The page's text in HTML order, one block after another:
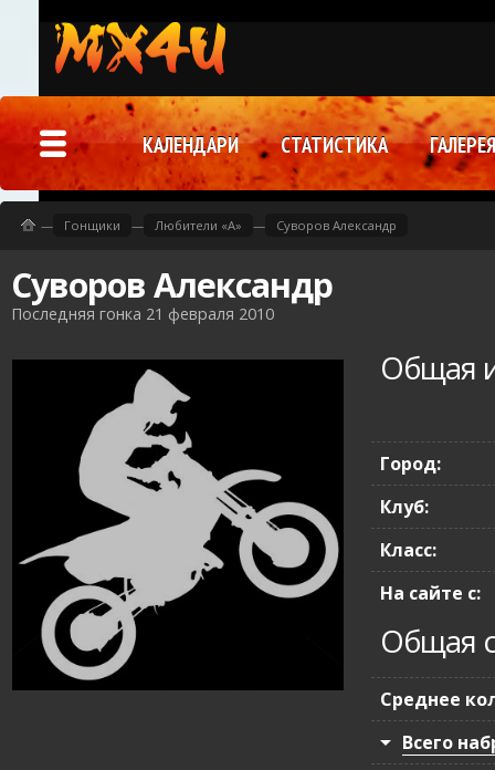
Суворов Александр
Последняя гонка 21 февраля 2010
Общая
Город:
Клуб:
Класс:
На сайте с:
Общая
Среднее
Всего
— Гонщики — Любители «A» — Суворов Александр
КАЛЕНДАРИ СТАТИСТИКА ГАЛЕРЕЯ